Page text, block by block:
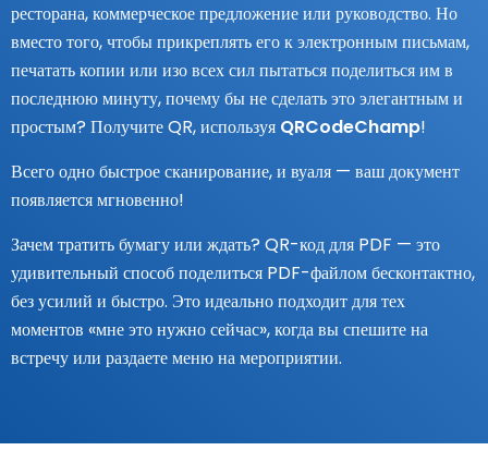
ресторана, коммерческое предложение или руководство. Но
вместо того, чтобы прикреплять его к электронным письмам,
печатать копии или изо всех сил пытаться поделиться им в
последнюю минуту, почему бы не сделать это элегантным и
простым? Получите QR, используя QRCodeChamp!
Всего одно быстрое сканирование, и вуаля — ваш документ
появляется мгновенно!
Зачем тратить бумагу или ждать? QR-код для PDF — это
удивительный способ поделиться PDF-файлом бесконтактно,
без усилий и быстро. Это идеально подходит для тех
моментов «мне это нужно сейчас», когда вы спешите на
встречу или раздаете меню на мероприятии.